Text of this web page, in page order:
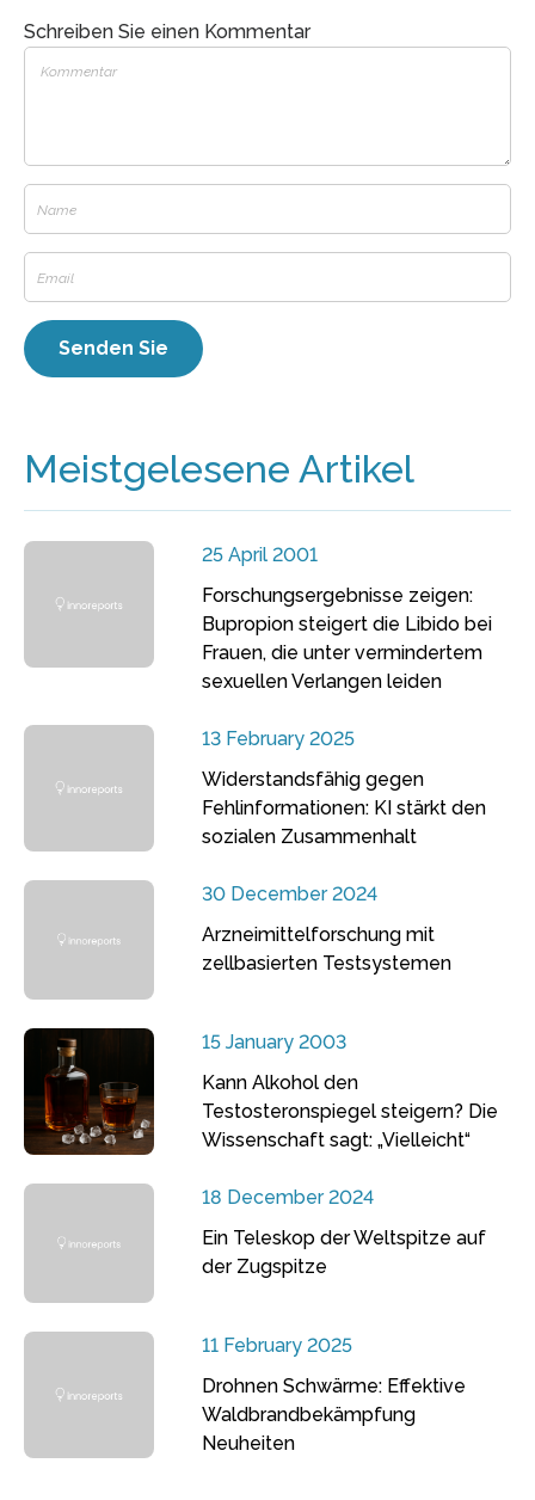
Schreiben Sie einen Kommentar
Meistgelesene Artikel
25 April 2001
Forschungsergebnisse zeigen:
Bupropion steigert die Libido bei
Frauen, die unter vermindertem
sexuellen Verlangen leiden
13 February 2025
Widerstandsfähig gegen
Fehlinformationen: KI stärkt den
sozialen Zusammenhalt
30 December 2024
Arzneimittelforschung mit
zellbasierten Testsystemen
15 January 2003
Kann Alkohol den
Testosteronspiegel steigern? Die
Wissenschaft sagt: „Vielleicht“
18 December 2024
Ein Teleskop der Weltspitze auf
der Zugspitze
11 February 2025
Drohnen Schwärme: Effektive
Waldbrandbekämpfung
Neuheiten